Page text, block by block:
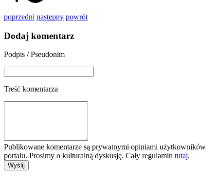
poprzedni następny powrót
Dodaj komentarz
Podpis / Pseudonim
Treść komentarza
Publikowane komentarze są prywatnymi opiniami użytkowników
portalu. Prosimy o kulturalną dyskusję. Cały regulamin tutaj.